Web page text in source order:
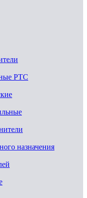
PTC
назначения